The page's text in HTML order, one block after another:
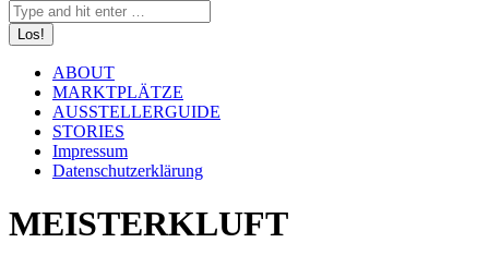
ABOUT
MARKTPLÄTZE
AUSSTELLERGUIDE
STORIES
Impressum
Datenschutzerklärung
MEISTERKLUFT